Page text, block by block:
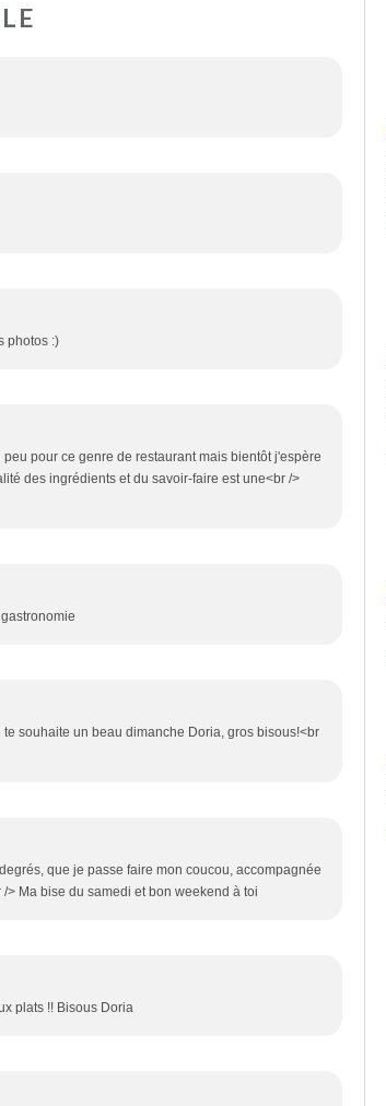
photos :)
pour ce genre de restaurant mais bientôt j'espère
des ingrédients et du savoir-faire est une<br />
souhaite un beau dimanche Doria, gros bisous!<br
que je passe faire mon coucou, accompagnée
> Ma bise du samedi et bon weekend à toi
plats !! Bisous Doria